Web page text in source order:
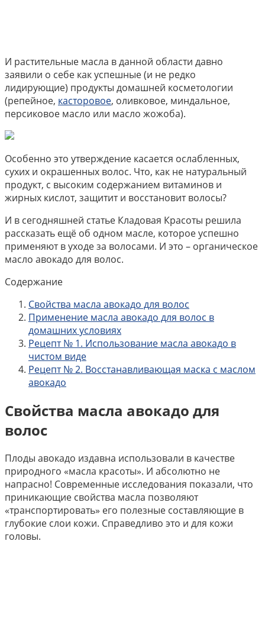
И растительные масла в данной области давно
заявили о себе как успешные (и не редко
лидирующие) продукты домашней косметологии
(репейное, касторовое, оливковое, миндальное,
персиковое масло или масло жожоба).
Особенно это утверждение касается ослабленных,
сухих и окрашенных волос. Что, как не натуральный
продукт, с высоким содержанием витаминов и
жирных кислот, защитит и восстановит волосы?
И в сегодняшней статье Кладовая Красоты решила
рассказать ещё об одном масле, которое успешно
применяют в уходе за волосами. И это – органическое
масло авокадо для волос.
Содержание
Свойства масла авокадо для волос
Применение масла авокадо для волос в
домашних условиях
Рецепт № 1. Использование масла авокадо в
чистом виде
Рецепт № 2. Восстанавливающая маска с маслом
авокадо
Свойства масла авокадо для
волос
Плоды авокадо издавна использовали в качестве
природного «масла красоты». И абсолютно не
напрасно! Современные исследования показали, что
приникающие свойства масла позволяют
«транспортировать» его полезные составляющие в
глубокие слои кожи. Справедливо это и для кожи
головы.